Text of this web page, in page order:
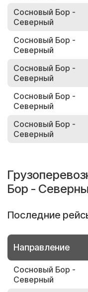
Сосновый Бор -
Северный
Сосновый Бор -
Северный
Сосновый Бор -
Северный
Сосновый Бор -
Северный
Сосновый Бор -
Северный
Бор -
Последние
Направление
Сосновый Бор -
Северный